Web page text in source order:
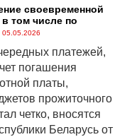
поправки
прекращения
Также
финансовой
отражается
своевременной
том числе по
05.05.2026
платежей,
погашения
платы,
прожиточного
четко, вносятся
Беларусь от